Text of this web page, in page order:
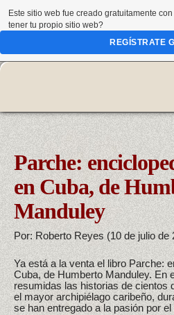
Parche:
en Cuba, de
Manduley
Por: Roberto Reyes (10 de julio de
Ya está a la venta el libro Parche:
Cuba, de Humberto Manduley. En
resumidas las historias de cientos
el mayor archipiélago caribeño,
se han entregado a la pasión por el
Este sitio web fue creado gratuitamente con
tener tu propio sitio web?
REGÍSTRATE